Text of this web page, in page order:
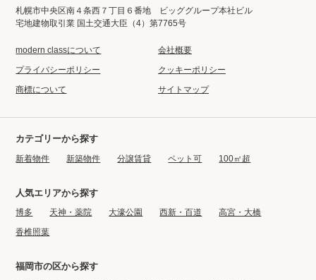
札幌市中央区南４条西７丁目６番地 ビッググループ本社ビル
宅地建物取引業 国土交通大臣（4）第7765号
modern classについて
会社概要
プライバシーポリシー
クッキーポリシー
商標について
サイトマップ
カテゴリーから探す
新着物件 新築物件 分譲賃貸 ペット可 100㎡超
人気エリアから探す
博多 天神・薬院 大濠公園 西新・百道
高宮・大橋
香椎照葉
福岡市の区から探す